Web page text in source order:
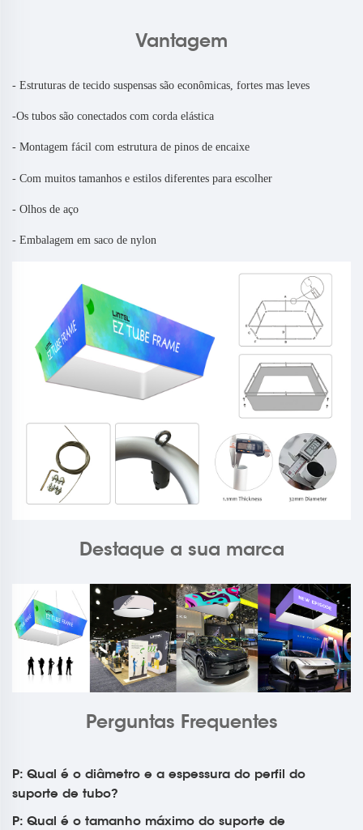
Vantagem
- Estruturas de tecido suspensas são econômicas, fortes mas leves
-Os tubos são conectados com corda elástica
- Montagem fácil com estrutura de pinos de encaixe
- Com muitos tamanhos e estilos diferentes para escolher
- Olhos de aço
- Embalagem em saco de nylon
Destaque a sua marca
Perguntas Frequentes
P: Qual é o diâmetro e a espessura do perfil do
suporte de tubo?
P: Qual é o tamanho máximo do suporte de